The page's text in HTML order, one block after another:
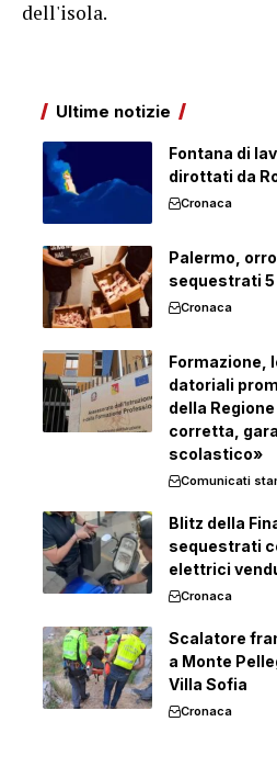
dell'isola.
Ultime notizie
Fontana di
dirottati da
Cronaca
Palermo,
sequestrati
Cronaca
Formazione,
datoriali
della
corretta,
scolastico»
Comunicati
Blitz della
sequestrati
elettrici
Cronaca
Scalatore
a Monte
Villa Sofia
Cronaca